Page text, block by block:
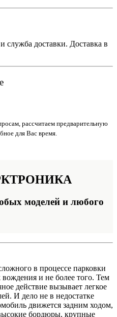
служба доставки. Доставка в
рассчитаем предварительную
для Вас время.
моделей и любого
в процессе парковки
и не более того. Тем
действие вызывает легкое
И дело не в недостатке
движется задним ходом,
бордюры, крупные